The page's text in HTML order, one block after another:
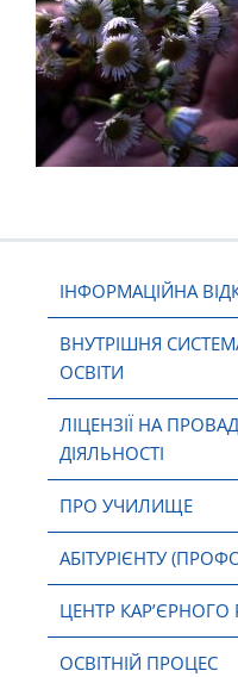
ІНФОРМАЦІЙНА
ВНУТРІШНЯ
ОСВІТИ
ЛІЦЕНЗІЇ НА
ДІЯЛЬНОСТІ
ПРО УЧИЛИЩЕ
АБІТУРІЄНТУ
ЦЕНТР
ОСВІТНІЙ ПРОЦЕС